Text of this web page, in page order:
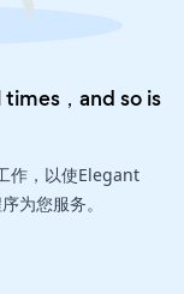
，and so is
作，以使Elegant
为您服务。